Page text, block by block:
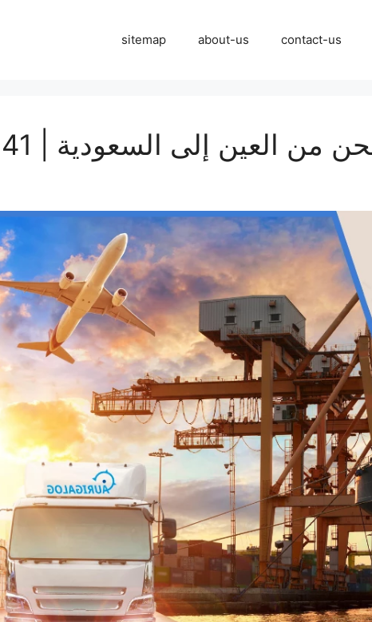
contact-us
about-us
sitemap
العين إلى السعودية | 0524669941